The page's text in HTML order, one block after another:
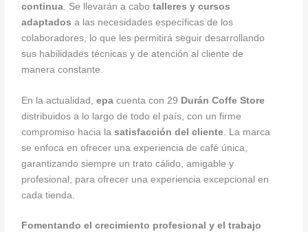
continua . Se llevarán a cabotalleres y cursos
adaptados a las necesidades específicas de los
colaboradores, lo que les permitirá seguir desarrollando
sus habilidades técnicas y de atención al cliente de
manera constante.
En la actualidad,epa cuenta con 29 Durán Coffe Store
distribuidos a lo largo de todo el país, con un firme
compromiso hacia lasatisfacción del cliente . La marca
se enfoca en ofrecer una experiencia de café única,
garantizando siempre un trato cálido, amigable y
profesional, para ofrecer una experiencia excepcional en
cada tienda.
Fomentando el crecimiento profesional y el trabajo